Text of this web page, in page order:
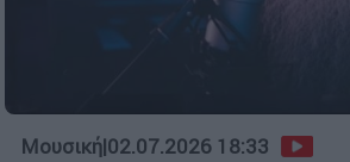
Μουσική|02.07.2026 18:33